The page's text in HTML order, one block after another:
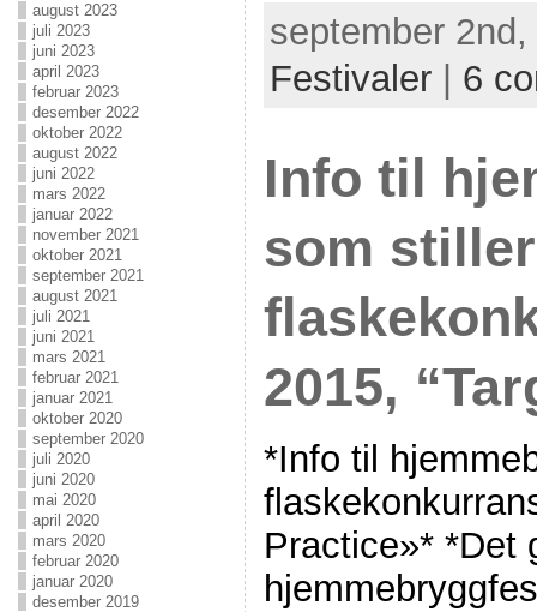
august 2023
juli 2023
juni 2023
april 2023
februar 2023
desember 2022
oktober 2022
august 2022
juni 2022
mars 2022
januar 2022
november 2021
oktober 2021
september 2021
august 2021
juli 2021
juni 2021
mars 2021
februar 2021
januar 2021
oktober 2020
september 2020
juli 2020
juni 2020
mai 2020
april 2020
mars 2020
februar 2020
januar 2020
desember 2019
september
Festivaler| 6
Info til
som
2015,
*Info til
Practice»* *Det